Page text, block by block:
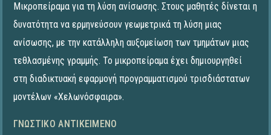
Μικροπείραμα για τη λύση ανίσωσης. Στους μαθητές δίνεται η
δυνατότητα να ερμηνεύσουν γεωμετρικά τη λύση μιας
ανίσωσης, με την κατάλληλη αυξομείωση των τμημάτων μιας
τεθλασμένης γραμμής. Το μικροπείραμα έχει δημιουργηθεί
στη διαδικτυακή εφαρμογή προγραμματισμού τρισδιάστατων
μοντέλων «Χελωνόσφαιρα».
ΓΝΩΣΤΙΚΌ ΑΝΤΙΚΕΊΜΕΝΟ